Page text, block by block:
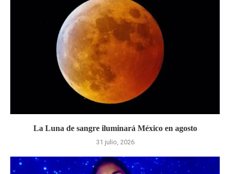
La Luna de sangre iluminará México en agosto
31 julio, 2026